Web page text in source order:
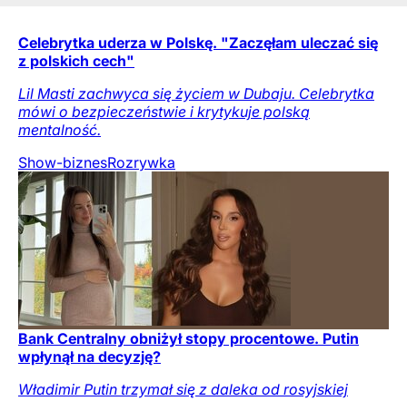
Celebrytka uderza w Polskę. "Zaczęłam uleczać się
z polskich cech"
Lil Masti zachwyca się życiem w Dubaju. Celebrytka
mówi o bezpieczeństwie i krytykuje polską
mentalność.
Show-biznesRozrywka
Bank Centralny obniżył stopy procentowe. Putin
wpłynął na decyzję?
Władimir Putin trzymał się z daleka od rosyjskiej